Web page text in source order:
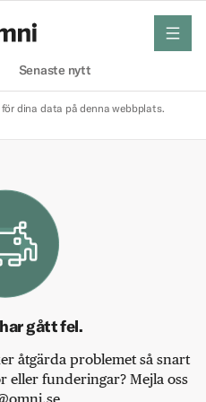
Senaste nytt
meny
dina data på denna webbplats.
gått fel.
åtgärda problemet så snart
eller funderingar? Mejla oss